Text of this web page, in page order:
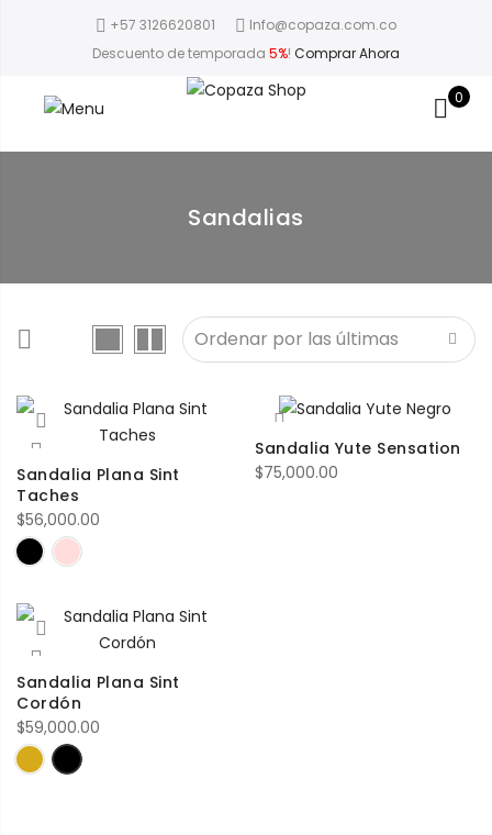
+57 3126620801
Info@copaza.com.co
Descuento de temporada 5%! Comprar Ahora
0
Sandalias
Sandalia Plana Sint
Taches
$56,000.00
Sandalia Yute Sensation
$75,000.00
Sandalia Plana Sint
Cordón
$59,000.00